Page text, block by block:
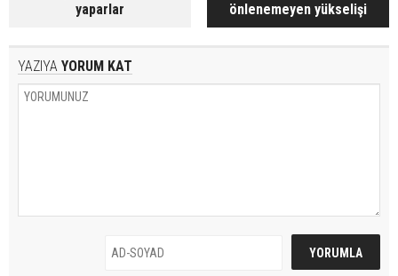
yaparlar
önlenemeyen yükselişi
YAZIYA YORUM KAT